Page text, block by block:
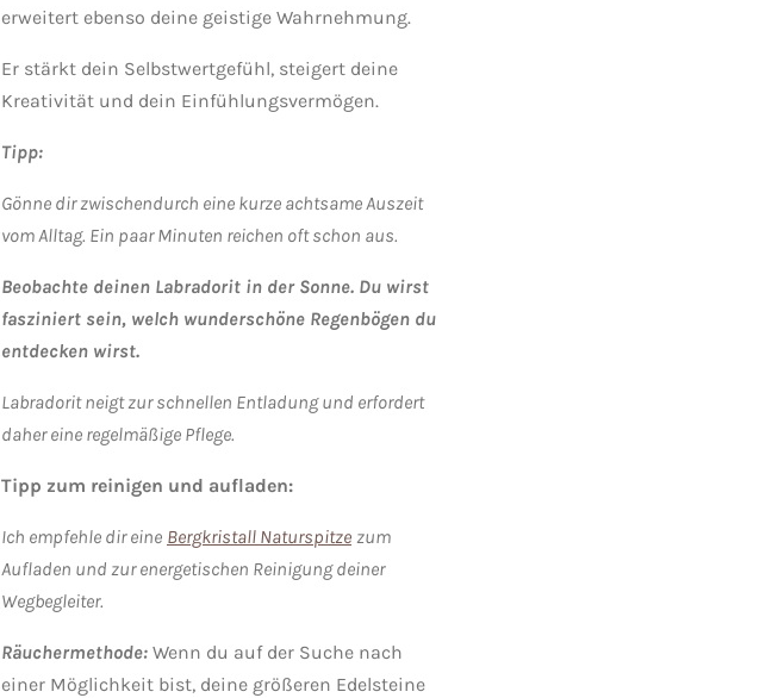
erweitert ebenso deine geistige Wahrnehmung.
Er stärkt dein Selbstwertgefühl, steigert deine
Kreativität und dein Einfühlungsvermögen.
Tipp:
Gönne dir zwischendurch eine kurze achtsame Auszeit
vom Alltag. Ein paar Minuten reichen oft schon aus.
Beobachte deinen Labradorit in der Sonne. Du wirst
fasziniert sein, welch wunderschöne Regenbögen du
entdecken wirst.
Labradorit neigt zur schnellen Entladung und erfordert
daher eine regelmäßige Pflege.
Tipp zum reinigen und aufladen:
Ich empfehle dir eine Bergkristall Naturspitze zum
Aufladen und zur energetischen Reinigung deiner
Wegbegleiter.
Räuchermethode: Wenn du auf der Suche nach
einer Möglichkeit bist, deine größeren Edelsteine